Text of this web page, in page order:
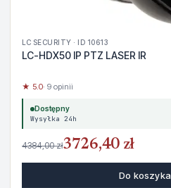
LC SECURITY · ID 10613
LC-HDX50 IP PTZ LASER IR
★ 5.0· 9 opinii
Dostępny
Wysyłka 24h
4384,00 zł3726,40 zł
Do koszyka